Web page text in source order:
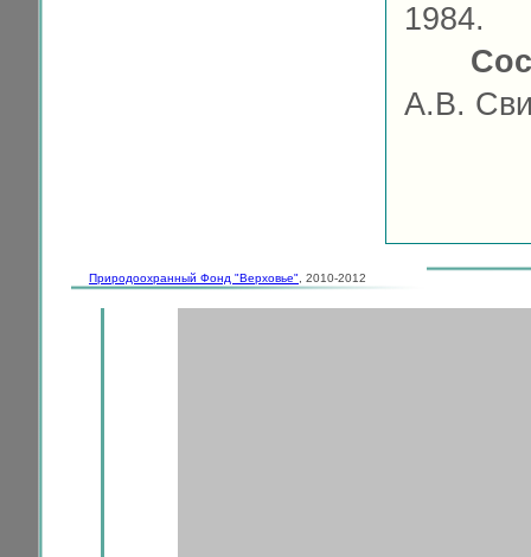
1984.
А.В.
Природоохранный Фонд "Верховье" , 2010-2012